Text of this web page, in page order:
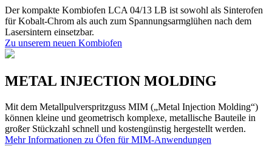
Der kompakte Kombiofen LCA 04/13 LB ist sowohl als Sinterofen
für Kobalt-Chrom als auch zum Spannungsarmglühen nach dem
Lasersintern einsetzbar.
Zu unserem neuen Kombiofen
METAL INJECTION MOLDING
Mit dem Metallpulverspritzguss MIM („Metal Injection Molding“)
können kleine und geometrisch komplexe, metallische Bauteile in
großer Stückzahl schnell und kostengünstig hergestellt werden.
Mehr Informationen zu Öfen für MIM-Anwendungen